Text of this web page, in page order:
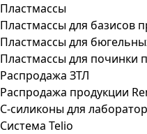
Пластмассы
Пластмассы для базисов
Пластмассы для
Пластмассы для починки
Распродажа ЗТЛ
Распродажа продукции
С-силиконы для
Система Telio